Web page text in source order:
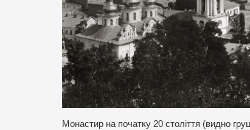
Монастир на початку 20 століття (видно